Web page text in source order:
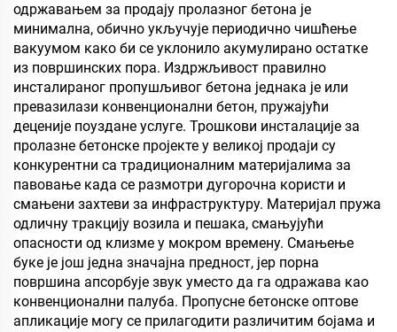
одржавањем за продају пролазног бетона је
минимална, обично укључује периодично чишћење
вакуумом како би се уклонило акумулирано остатке
из површинских пора. Издржљивост правилно
инсталираног пропушљивог бетона једнака је или
превазилази конвенционални бетон, пружајући
деценије поуздане услуге. Трошкови инсталације за
пролазне бетонске пројекте у великој продаји су
конкурентни са традиционалним материјалима за
павовање када се размотри дугорочна користи и
смањени захтеви за инфраструктуру. Материјал пружа
одличну тракцију возила и пешака, смањујући
опасности од клизме у мокром времену. Смањење
буке је још једна значајна предност, јер порна
површина апсорбује звук уместо да га одражава као
конвенционални палуба. Пропусне бетонске оптове
апликације могу се прилагодити различитим бојама и